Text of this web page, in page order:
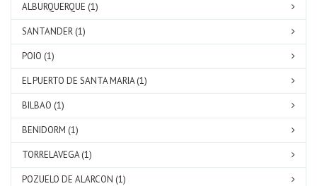
ALBURQUERQUE (1)
SANTANDER (1)
POIO (1)
EL PUERTO DE SANTA MARIA (1)
BILBAO (1)
BENIDORM (1)
TORRELAVEGA (1)
POZUELO DE ALARCON (1)